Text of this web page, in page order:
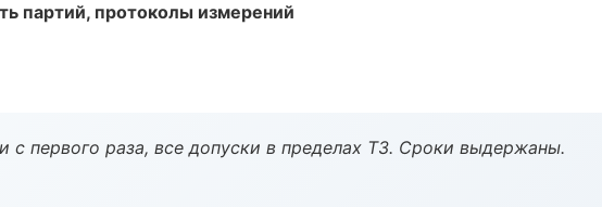
партий, протоколы измерений
с первого раза, все допуски в пределах ТЗ. Сроки выдержаны.